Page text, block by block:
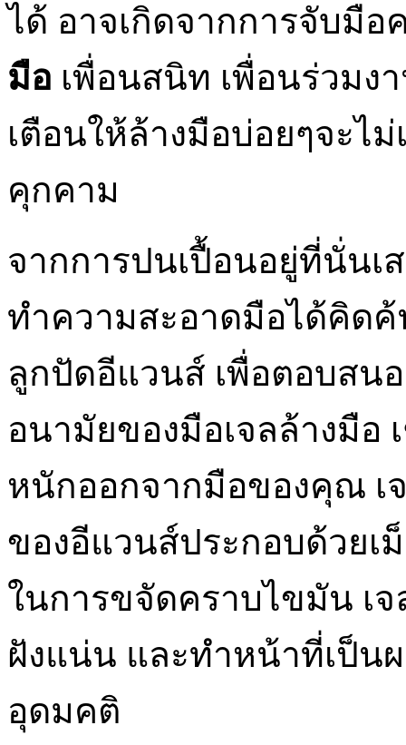
ได้ อาจเกิดจากการจับมื
มือ เพื่อนสนิท เพื่อนร่วมง
เตือนให้ล้างมือบ่อยๆจะไ
คุกคาม
จากการปนเปื้อนอยู่ที่นั่นเ
ทำความสะอาดมือได้คิดค้
ลูกปัดอีแวนส์ เพื่อตอบสน
อนามัยของมือเจลล้างมื
หนักออกจากมือของคุณ เ
ของอีแวนส์ประกอบด้วยเ
ในการขจัดคราบไขมัน เ
ฝังแน่น และทำหน้าที่เป็
อุดมคติ